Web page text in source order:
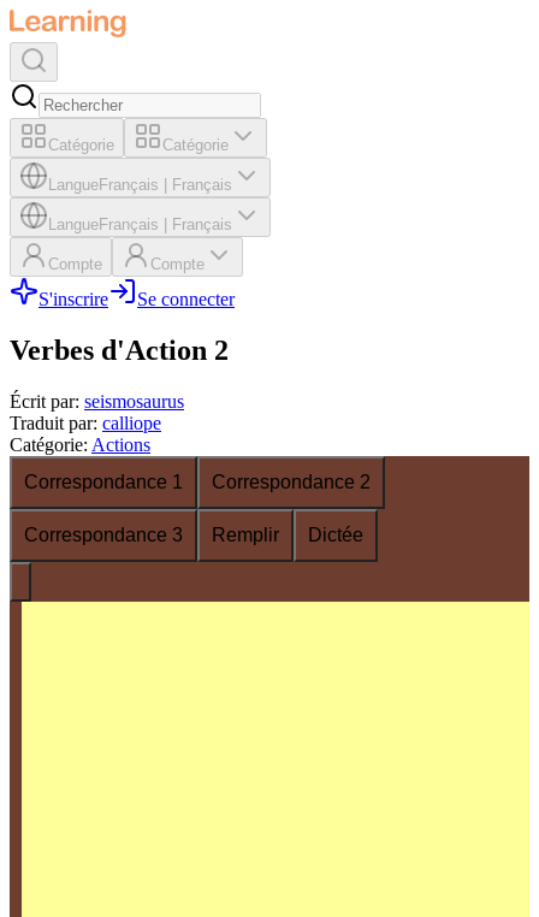
Catégorie Catégorie
LangueFrançais Français
LangueFrançais Français
Compte Compte
S'inscrire Se connecter
Verbes d'Action 2
Écrit par: seismosaurus
Traduit par: calliope
Catégorie: Actions
Correspondance 1
Correspondance 2
Correspondance 3 Remplir Dictée